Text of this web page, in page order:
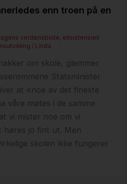
enn troen på en
verdensbilde, eksistensiell
/ Linda
om skole, glemmer
Statsminister
at «noe av det fineste
våre møtes i de samme
vi mister noe om vi
høres jo fint ut. Men
skolen ikke fungerer